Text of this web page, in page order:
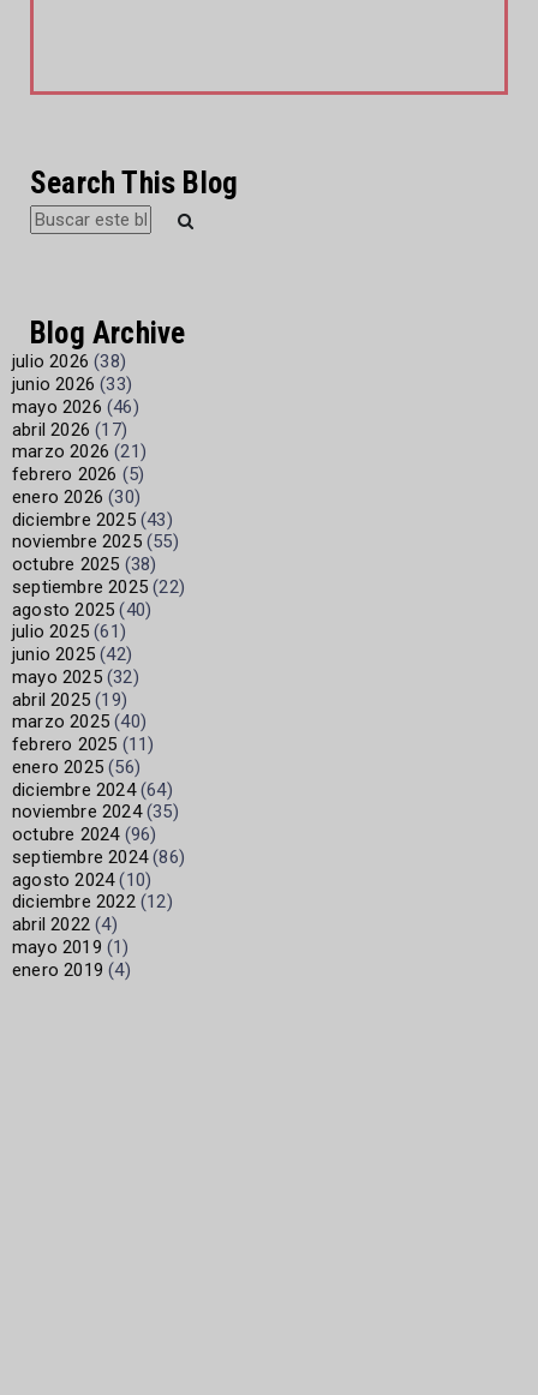
Search This Blog
Blog Archive
julio 2026 (38)
junio 2026 (33)
mayo 2026 (46)
abril 2026 (17)
marzo 2026 (21)
febrero 2026 (5)
enero 2026 (30)
diciembre 2025(43)
noviembre 2025(55)
octubre 2025 (38)
septiembre 2025 (22)
agosto 2025 (40)
julio 2025 (61)
junio 2025 (42)
mayo 2025(32)
abril 2025 (19)
marzo 2025 (40)
febrero 2025 (11)
enero 2025 (56)
diciembre 2024(64)
noviembre 2024(35)
octubre 2024(96)
septiembre 2024(86)
agosto 2024(10)
diciembre 2022(12)
abril 2022 (4)
mayo 2019 (1)
enero 2019 (4)